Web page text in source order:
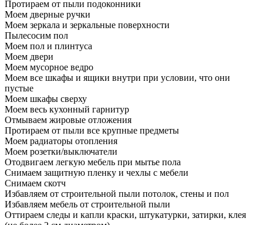
Протираем от пыли подоконники
Моем дверные ручки
Моем зеркала и зеркальные поверхности
Пылесосим пол
Моем пол и плинтуса
Моем двери
Моем мусорное ведро
Моем все шкафы и ящики внутри при условии, что они
пустые
Моем шкафы сверху
Моем весь кухонный гарнитур
Отмываем жировые отложения
Протираем от пыли все крупные предметы
Моем радиаторы отопления
Моем розетки/выключатели
Отодвигаем легкую мебель при мытье пола
Снимаем защитную пленку и чехлы с мебели
Снимаем скотч
Избавляем от строительной пыли потолок, стены и пол
Избавляем мебель от строительной пыли
Оттираем следы и капли краски, штукатурки, затирки, клея